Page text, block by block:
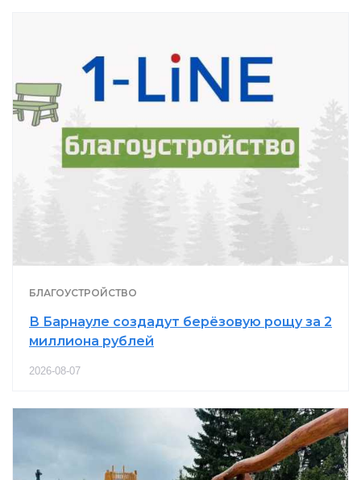
БЛАГОУСТРОЙСТВО
В Барнауле создадут берёзовую рощу за 2
миллиона рублей
2026-08-07